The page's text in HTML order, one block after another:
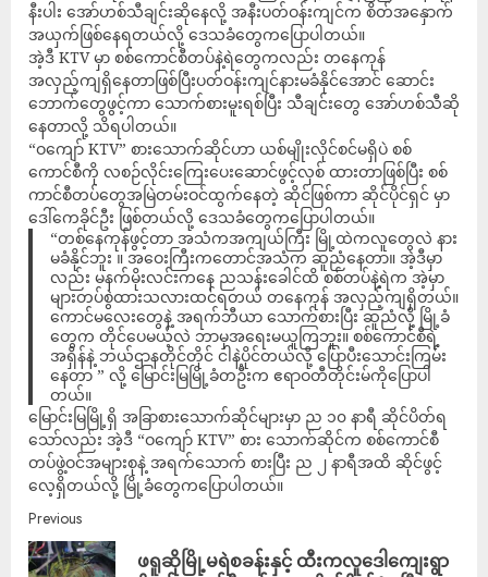
နီးပါး အော်ဟစ်သီချင်းဆိုနေလို့ အနီးပတ်ဝန်းကျင်က စိတ်အနှောက်
အယှက်ဖြစ်နေရတယ်လို့ ဒေသခံတွေကပြောပါတယ်။
အဲ့ဒီ KTV မှာ စစ်ကောင်စီတပ်နဲ့ရဲတွေကလည်း တနေကုန်
အလှည့်ကျရှိနေတာဖြစ်ပြီးပတ်ဝန်းကျင်နားမခံနိုင်အောင် ဆောင်း
ဘောက်တွေဖွင့်ကာ သောက်စားမူးရစ်ပြီး သီချင်းတွေ အော်ဟစ်သီဆို
နေတာလို့ သိရပါတယ်။
“ဝကျော် KTV” စားသောက်ဆိုင်ဟာ ယစ်မျိုးလိုင်စင်မရှိပဲ စစ်
ကောင်စီကို လစဉ်လိုင်းကြေးပေးဆောင်ဖွင့်လှစ် ထားတာဖြစ်ပြီး စစ်
ကာင်စီတပ်တွေအမြဲတမ်းဝင်ထွက်နေတဲ့ ဆိုင်ဖြစ်ကာ ဆိုင်ပိုင်ရှင် မှာ
ဒေါ်ကေခိုင်ဦး ဖြစ်တယ်လို့ ဒေသခံတွေကပြောပါတယ်။
“တစ်နေကုန်ဖွင့်တာ အသံကအကျယ်ကြီး မြို့ထဲကလူတွေလဲ နား
မခံနိုင်ဘူး ။ အဝေးကြီးကတောင်အသံက ဆူညံနေတာ။ အဲ့ဒီမှာ
လည်း မနက်မိုးလင်းကနေ ညသန်းခေါင်ထိ စစ်တပ်နဲ့ရဲက အဲ့မှာ
များတပ်စွဲထားသလားထင်ရတယ် တနေကုန် အလှည့်ကျရှိတယ်။
ကောင်မလေးတွေနဲ့ အရက်ဘီယာ သောက်စားပြီး ဆူညံလို့ မြို့ခံ
တွေက တိုင်ပေမယ့်လဲ ဘာမှအရေးမယူကြဘူး။ စစ်ကောင်စီရဲ့
အရှိန်နဲ့ ဘယ်ဌာနတိုင်တိုင် ငါနဲ့ပိုင်တယ်လို့ ပြောပီးသောင်းကြမ်း
နေတာ ” လို့ မြောင်းမြမြို့ခံတဦးက ဧရာဝတီတိုင်းမ်ကိုပြောပါ
တယ်။
မြောင်းမြမြို့ရှိ အခြာစားသောက်ဆိုင်များမှာ ည ၁၀ နာရီ ဆိုင်ပိတ်ရ
သော်လည်း အဲ့ဒီ “ဝကျော် KTV” စား သောက်ဆိုင်က စစ်ကောင်စီ
တပ်ဖွဲ့ဝင်အများစုနဲ့ အရက်သောက် စားပြီး ည ၂ နာရီအထိ ဆိုင်ဖွင့်
လေ့ရှိတယ်လို့ မြို့ခံတွေကပြောပါတယ်။
Previous
ဖရူဆိုမြို့မရဲစခန်းနှင့် ထီးကလူဒေါကျေးရွာ